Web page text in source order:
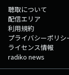
聴取について
配信エリア
利用規約
プライバシーポリシ
ライセンス情報
radiko news